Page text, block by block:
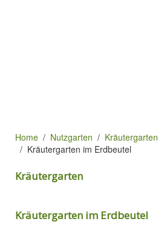
Home Nutzgarten
Kräutergarten
Kräutergarten im Erdbeutel
Kräutergarten
Kräutergarten im Erdbeutel